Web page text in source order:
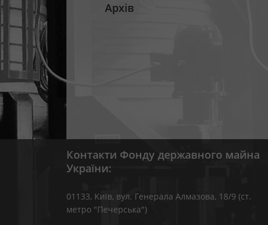
Архів
Контакти Фонду державного майна
України:
01133, Kиїв, вул. Генерала Алмазова, 18/9 (ст.
метро "Печерська")